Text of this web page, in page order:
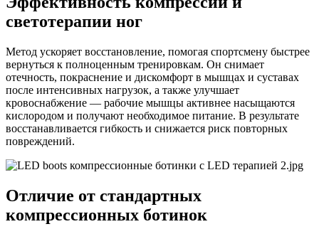
светотерапии ног
Метод ускоряет восстановление, помогая спортсмену быстрее
вернуться к полноценным тренировкам. Он снимает
отечность, покраснение и дискомфорт в мышцах и суставах
после интенсивных нагрузок, а также улучшает
кровоснабжение — рабочие мышцы активнее насыщаются
кислородом и получают необходимое питание. В результате
восстанавливается гибкость и снижается риск повторных
повреждений.
Отличие от стандартных
компрессионных ботинок